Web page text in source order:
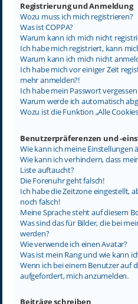
Registrierung und Anmeldung
Wozu muss ich mich registrieren?
Was ist COPPA?
Warum kann ich mich nicht
Ich habe mich registriert, kann
Warum kann ich mich nicht
Ich habe mich vor einiger Zeit
mehr anmelden?!
Ich habe mein Passwort
Warum werde ich automatisch
Wozu ist die Funktion „Alle
Benutzerpräferenzen und -
Wie kann ich meine Einstellungen
Wie kann ich verhindern, dass
Liste auftaucht?
Die Forenuhr geht falsch!
Ich habe die Zeitzone eingestellt,
noch falsch!
Meine Sprache steht auf diesem
Was sind das für Bilder, die bei
werden?
Wie verwende ich einen Avatar?
Was ist mein Rang und wie kann
Wenn ich bei einem Benutzer auf
aufgefordert, mich anzumelden.
Beiträge schreiben